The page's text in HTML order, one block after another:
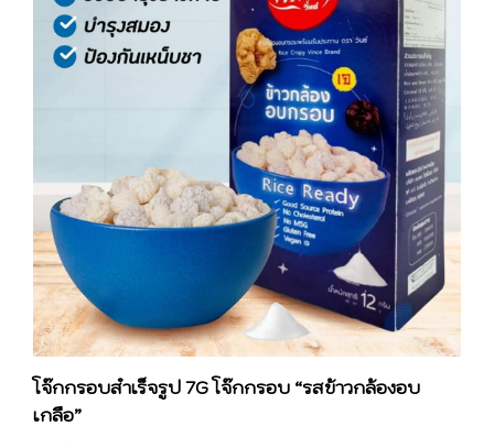
โจ๊กกรอบสําเร็จรูป 7G โจ๊กกรอบ “รสข้าวกล้องอบ
เกลือ”